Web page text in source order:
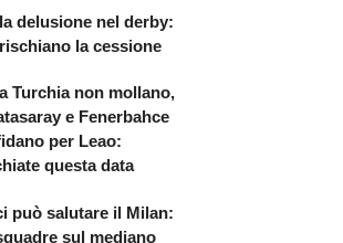
delusione nel derby:
la cessione
Turchia non mollano,
e Fenerbahce
per Leao:
questa data
può salutare il Milan:
sul mediano